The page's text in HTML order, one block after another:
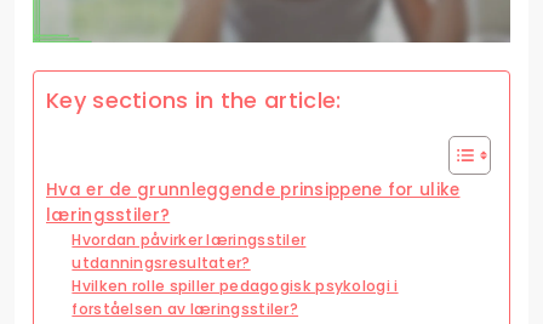
Key sections in the article:
Hva er de grunnleggende prinsippene for ulike
læringsstiler?
Hvordan påvirker læringsstiler
utdanningsresultater?
Hvilken rolle spiller pedagogisk psykologi i
forståelsen av læringsstiler?